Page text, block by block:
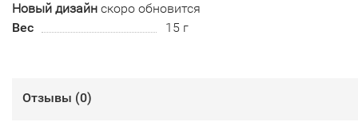
Новый дизайн скоро обновится
Вес
15 г
Отзывы (0)